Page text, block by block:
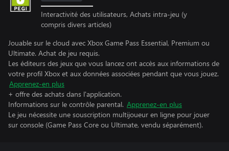
Interactivité des utilisateurs, Achats intra-jeu (y
compris divers articles)
Jouable sur le cloud avec Xbox Game Pass Essential, Premium ou
Ultimate. Achat de jeu requis.
Les éditeurs des jeux que vous lancez ont accès aux informations de
votre profil Xbox et aux données associées pendant que vous jouez.
Apprenez-en plus
+ offre des achats dans l'application.
Informations sur le contrôle parental. Apprenez-en plus
Le jeu nécessite une souscription multijoueur en ligne pour jouer
sur console (Game Pass Core ou Ultimate, vendu séparément).